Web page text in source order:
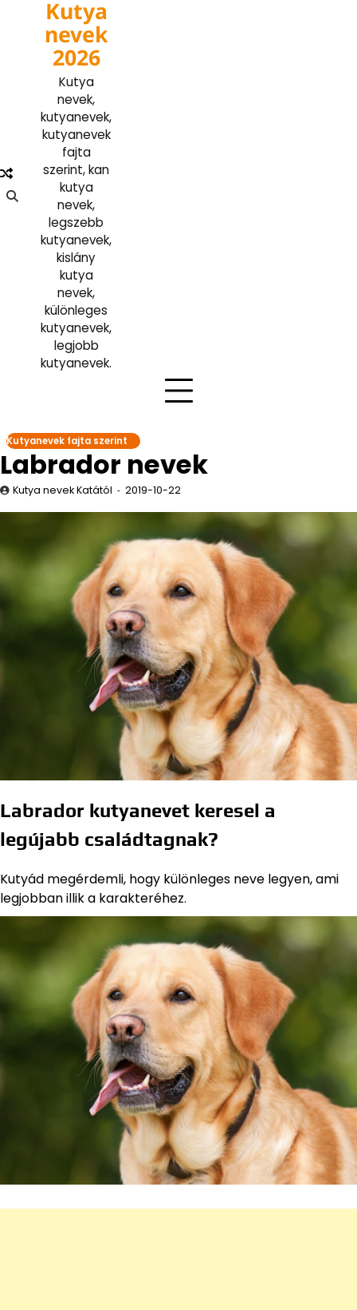
content
Kutya
nevek
2026
Kutya
nevek,
kutyanevek,
kutyanevek
fajta
szerint, kan
kutya
nevek,
legszebb
kutyanevek,
kislány
kutya
nevek,
különleges
kutyanevek,
legjobb
kutyanevek.
Kutyanevek fajta szerint
Labrador nevek
Kutya nevek Katától 2019-10-22
Labrador kutyanevet keresel a
legújabb családtagnak?
Kutyád megérdemli, hogy különleges neve legyen, ami
legjobban illik a karakteréhez.